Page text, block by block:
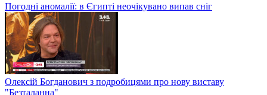
Погодні аномалії: в Єгипті неочікувано випав сніг
Олексій Богданович з подробицями про нову виставу
"Безталанна"